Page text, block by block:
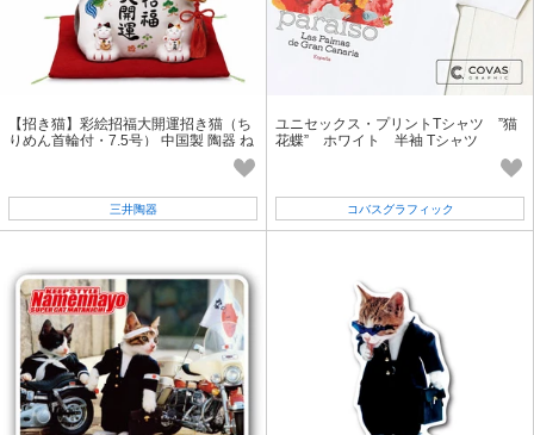
【招き猫】彩絵招福大開運招き猫（ち
りめん首輪付・7.5号） 中国製 陶器 ね
三井陶器
ユニセックス・プリントTシャツ ”猫
花蝶” ホワイト 半袖 Tシャツ
コバスグラフィック